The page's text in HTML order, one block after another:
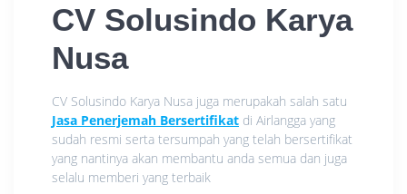
CV Solusindo Karya
Nusa
CV Solusindo Karya Nusa juga merupakah salah satu
Jasa Penerjemah Bersertifikat di Airlangga yang
sudah resmi serta tersumpah yang telah bersertifikat
yang nantinya akan membantu anda semua dan juga
selalu memberi yang terbaik